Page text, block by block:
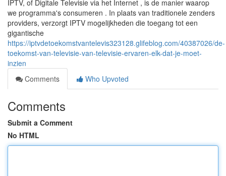
IPTV, of Digitale Televisie via het Internet , is de manier waarop
we programma's consumeren . In plaats van traditionele zenders
providers, verzorgt IPTV mogelijkheden die toegang tot een
gigantische
https://iptvdetoekomstvantelevis323128.glifeblog.com/40387026/de-
toekomst-van-televisie-van-televisie-ervaren-elk-dat-je-moet-
inzien
Comments
Who Upvoted
Comments
Submit a Comment
No HTML